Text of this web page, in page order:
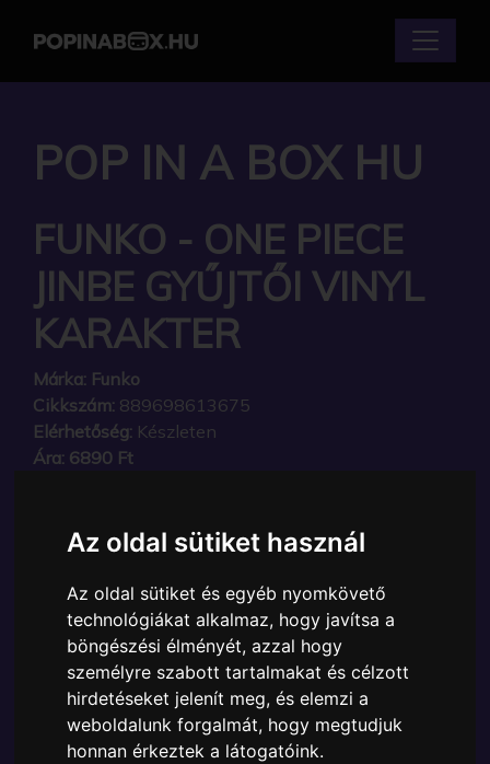
Az oldal sütiket használ
Az oldal sütiket és egyéb nyomkövető
technológiákat alkalmaz, hogy javítsa a
böngészési élményét, azzal hogy
személyre szabott tartalmakat és célzott
hirdetéseket jelenít meg, és elemzi a
weboldalunk forgalmát, hogy megtudjuk
honnan érkeztek a látogatóink.
POP IN A BOX HU
FUNKO - ONE PIECE
JINBE GYŰJTŐI VINYL
KARAKTER
Márka: Funko
Cikkszám: 889698613675
Elérhetőség: Készleten
Ára: 6890 Ft
terméke a Funko - One Piece Jinbe gyűjtői vinyl
karakter, amely ablakos csomagolásban azaz - POP
TOVÁBB A VÁSÁRLÁSRA
Tetszik? Osszd meg másokkal!